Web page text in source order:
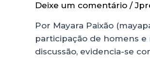
Deixe um comentário /
Por Mayara Paixão
participação de homens
discussão, evidencia-se